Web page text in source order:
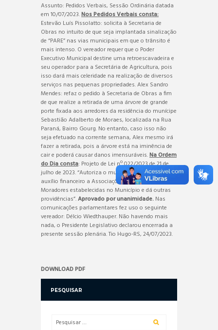
Assunto: Pedidos Verbais, Sessão Ordinária datada
em 10/07/2023.Nos Pedidos Verbais consta:
Estevão Luís Pissolatto: solicita à Secretaria de
Obras no intuito de que seja implantada sinalização
de “PARE” nas vias municipais em que o trânsito é
mais intenso. O vereador requer que o Poder
Executivo Municipal destine uma retroescavadeira e
seu operador para a Secretária de Agricultura, pois
isso dará mais celeridade na realização de diversos
serviços nas pequenas propriedades. Alex Sandro
Mendes: refaz o pedido à Secretaria de Obras a fim
de que realize a retirada de uma árvore de grande
porte fixada aos arredores da residência do munícipe
Sebastião Adalberto de Moraes, localizada na Rua
Paraná, Bairro Gourg. No entanto, caso isso não
seja efetuado na corrente semana, Alex mesmo irá
fazer a retirada, pois a árvore está na iminência de
cair e poderá causar danos imensuráveis.Na Ordem
do Dia consta: Projeto de Lei nº 022/2023 de 21 de
julho de 2023. “Autoriza o município a repassar
auxílio financeiro a Associações Comunitárias de
Moradores estabelecidas no Município e dá outras
providências”.Aprovado por unanimidade. Nas
comunicações parlamentares fez uso o seguinte
vereador: Délcio Wiedthauper. Não havendo mais
nada, o Presidente Legislativo declarou encerrada a
presente sessão plenária. Tio Hugo-RS, 24/07/2023.
DOWNLOAD PDF
PESQUISAR